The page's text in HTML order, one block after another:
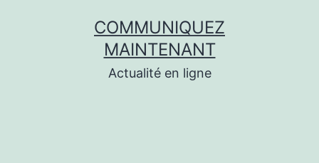
COMMUNIQUEZ
MAINTENANT
Actualité en ligne